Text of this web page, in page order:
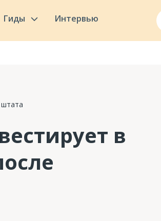
Гиды Интервью
в